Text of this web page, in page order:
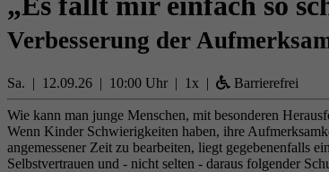
Verbesserung der
Sa. | 12.09.26 | 10:00 Uhr | 1x | Barrierefrei
Wie kann man junge Menschen, mit besonderen
Wenn Kinder Schwierigkeiten haben, ihre
angemessener Zeit zu bearbeiten, liegt gegebenenfalls
Selbstvertrauen und - nicht selten - daraus folgender